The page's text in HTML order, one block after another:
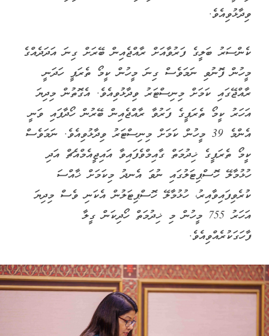
ވިދާޅުވިއެވެ.
ކެންސަރު ބަލީގެ ފަރުވާއަށް ރާއްޖެއިން ބޭރަށް ގިނަ އަދަދެއްގެ
މީހުން ފޮނުވި ނަމަވެސް ގިނަ މީހުން ކީމޯ ތެރަޕީ ހަދަނީ
ރާއްޖޭގައި ކަމަށް މިނިސްޓަރު ވިދާޅުވިއެވެ. އެގޮތުން މިދިޔަ
އަހަރު ކީމޯ ތެރަޕީގެ ފަރުވާ ރާއްޖެއިން ބޭރުން ހޯދާފައި ވަނީ
އެންމެ 39 މީހުން ކަމަށް މިނިސްޓަރު ވިދާޅުވިއެވެ. ނަމަވެސް
ކީމޯ ތެރަޕީގެ ޚިދުމަތް ގާއިމްވެފައިވާ އައިޖީއެމްއެޗް އަދި
ހުޅުމާލޭ ހޮސްޕިޓަލުގައި ނުވަ އެނދު މިކަމަށް ޚާއްސަ
ކުރެވިފައިވާއިރު، ހުޅުމާލޭ ހޮސްޕިޓަލުން އެކަނި ވެސް މިދިޔަ
އަހަރު 755 މީހުން މި ޚިދުމަތް ހޯދިކަން ގީލާ
ފާހަގަކުރެއްވިއެވެ.